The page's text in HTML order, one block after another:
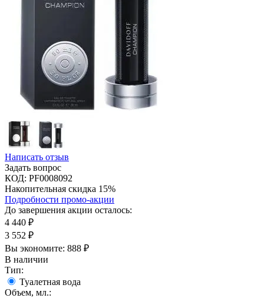
Написать отзыв
Задать вопрос
КОД: PF0008092
Накопительная скидка 15%
Подробности промо-акции
До завершения акции осталось:
4 440 ₽
3 552 ₽
Вы экономите: 888 ₽
В наличии
Тип:
Туалетная вода
Объем, мл.: